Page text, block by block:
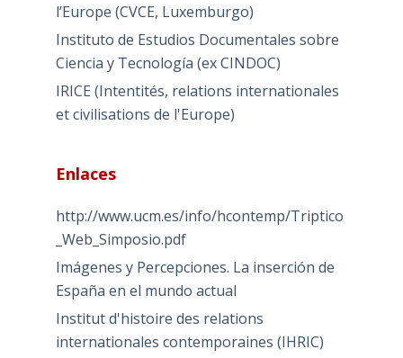
l’Europe (CVCE, Luxemburgo)
Instituto de Estudios Documentales sobre
Ciencia y Tecnología (ex CINDOC)
IRICE (Intentités, relations internationales
et civilisations de l'Europe)
Enlaces
http://www.ucm.es/info/hcontemp/Triptico
_Web_Simposio.pdf
Imágenes y Percepciones. La inserción de
España en el mundo actual
Institut d'histoire des relations
internationales contemporaines (IHRIC)